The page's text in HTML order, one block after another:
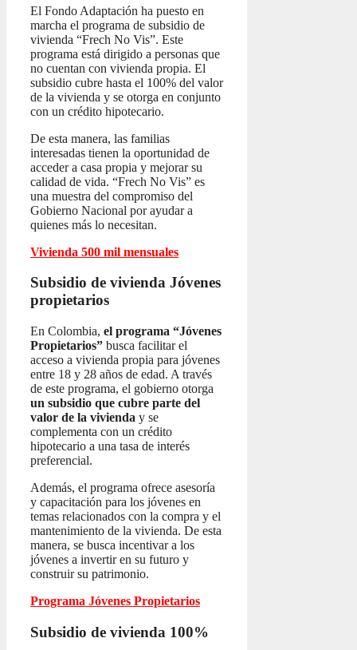
El Fondo Adaptación ha puesto en
marcha el programa de subsidio de
vivienda “Frech No Vis”. Este
programa está dirigido a personas que
no cuentan con vivienda propia. El
subsidio cubre hasta el 100% del valor
de la vivienda y se otorga en conjunto
con un crédito hipotecario.
De esta manera, las familias
interesadas tienen la oportunidad de
acceder a casa propia y mejorar su
calidad de vida. “Frech No Vis” es
una muestra del compromiso del
Gobierno Nacional por ayudar a
quienes más lo necesitan.
Vivienda 500 mil mensuales
Subsidio de vivienda Jóvenes
propietarios
En Colombia, el programa “Jóvenes
Propietarios” busca facilitar el
acceso a vivienda propia para jóvenes
entre 18 y 28 años de edad. A través
de este programa, el gobierno otorga
un subsidio que cubre parte del
valor de la vivienda y se
complementa con un crédito
hipotecario a una tasa de interés
preferencial.
Además, el programa ofrece asesoría
y capacitación para los jóvenes en
temas relacionados con la compra y el
mantenimiento de la vivienda. De esta
manera, se busca incentivar a los
jóvenes a invertir en su futuro y
construir su patrimonio.
Programa Jóvenes Propietarios
Subsidio de vivienda 100%